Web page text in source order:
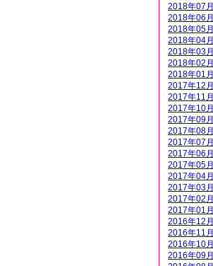
2018年07月
2018年06月
2018年05月
2018年04月
2018年03月
2018年02月
2018年01月
2017年12月
2017年11月
2017年10月
2017年09月
2017年08月
2017年07月
2017年06月
2017年05月
2017年04月
2017年03月
2017年02月
2017年01月
2016年12月
2016年11月
2016年10月
2016年09月